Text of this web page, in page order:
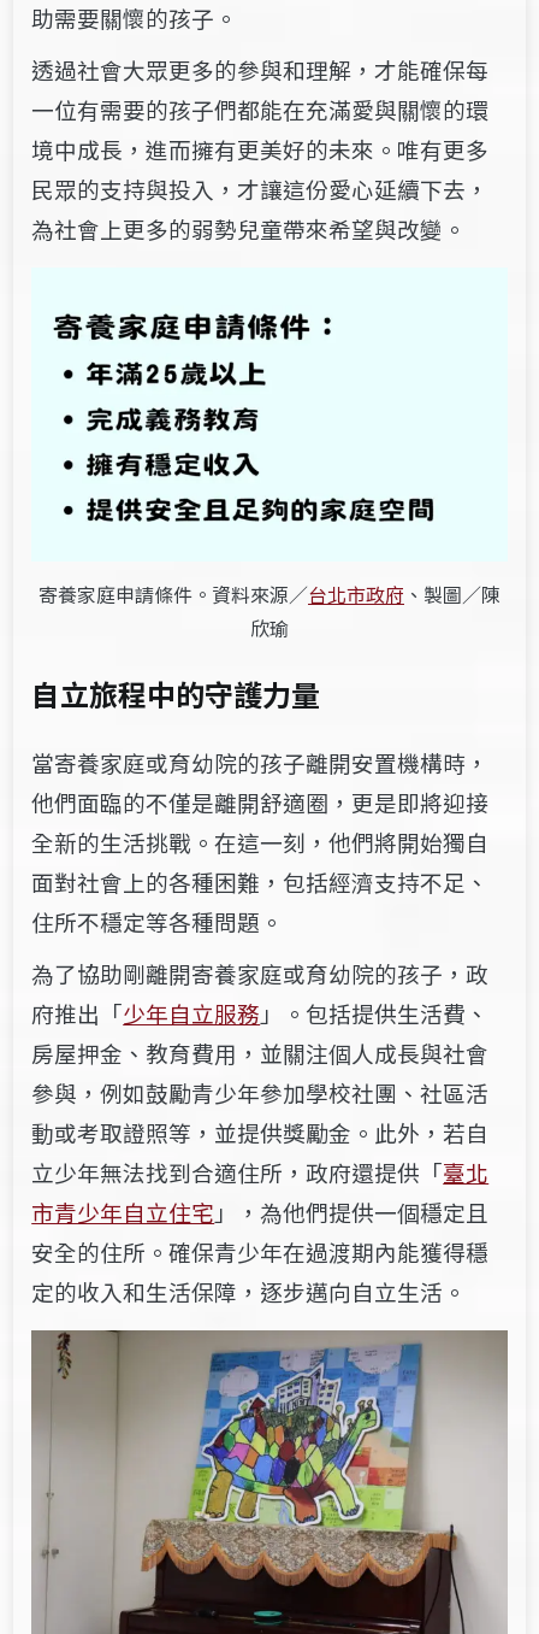
助需要關懷的孩子。
透過社會大眾更多的參與和理解，才能確保每
一位有需要的孩子們都能在充滿愛與關懷的環
境中成長，進而擁有更美好的未來。唯有更多
民眾的支持與投入，才讓這份愛心延續下去，
為社會上更多的弱勢兒童帶來希望與改變。
寄養家庭申請條件。資料來源／台北市政府 、製圖／陳
欣瑜
自立旅程中的守護力量
當寄養家庭或育幼院的孩子離開安置機構時，
他們面臨的不僅是離開舒適圈，更是即將迎接
全新的生活挑戰。在這一刻，他們將開始獨自
面對社會上的各種困難，包括經濟支持不足、
住所不穩定等各種問題。
為了協助剛離開寄養家庭或育幼院的孩子，政
府推出「少年自立服務 」。包括提供生活費、
房屋押金、教育費用，並關注個人成長與社會
參與，例如鼓勵青少年參加學校社團、社區活
動或考取證照等，並提供獎勵金。此外，若自
立少年無法找到合適住所，政府還提供「臺北
市青少年自立住宅 」，為他們提供一個穩定且
安全的住所。確保青少年在過渡期內能獲得穩
定的收入和生活保障，逐步邁向自立生活。